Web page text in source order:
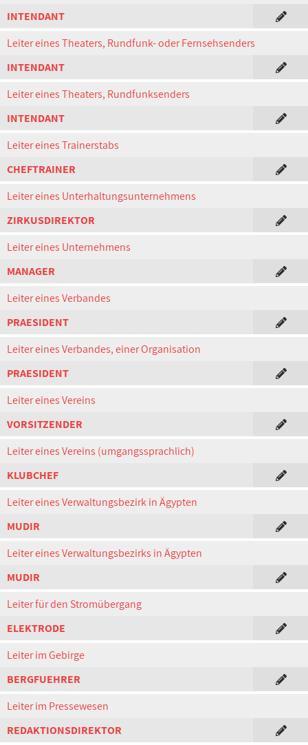
INTENDANT
Leiter eines Theaters, Rundfunk- oder Fernsehsenders
INTENDANT
Leiter eines Theaters, Rundfunksenders
INTENDANT
Leiter eines Trainerstabs
CHEFTRAINER
Leiter eines Unterhaltungsunternehmens
ZIRKUSDIREKTOR
Leiter eines Unternehmens
MANAGER
Leiter eines Verbandes
PRAESIDENT
Leiter eines Verbandes, einer Organisation
PRAESIDENT
Leiter eines Vereins
VORSITZENDER
Leiter eines Vereins (umgangssprachlich)
KLUBCHEF
Leiter eines Verwaltungsbezirk in Ägypten
MUDIR
Leiter eines Verwaltungsbezirks in Ägypten
MUDIR
Leiter für den Stromübergang
ELEKTRODE
Leiter im Gebirge
BERGFUEHRER
Leiter im Pressewesen
REDAKTIONSDIREKTOR